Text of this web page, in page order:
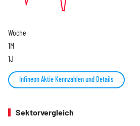
Woche
1M
1J
Infineon Aktie Kennzahlen und Details
Sektorvergleich